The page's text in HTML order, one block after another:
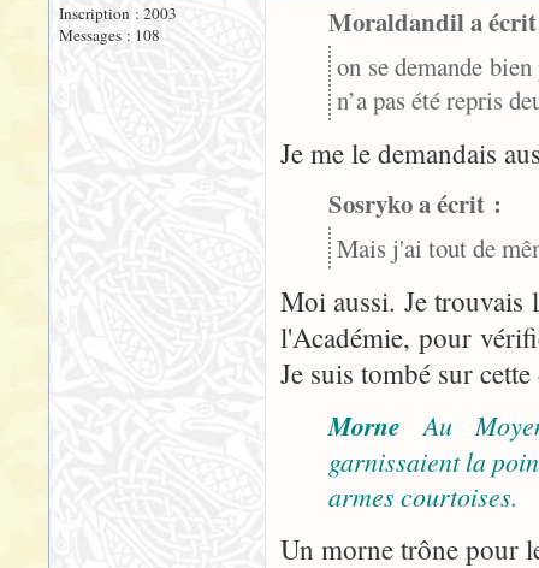
Inscription : 2003
Messages : 108
Moraldandil a
on se demande
n’a pas été repris
Je me le demandais
Sosryko a écrit :
Mais j'ai tout de
Moi aussi. Je trouvais
l'Académie, pour
Je suis tombé sur
MorneAu
garnissaient la
armes courtoises.
Un morne trône pour